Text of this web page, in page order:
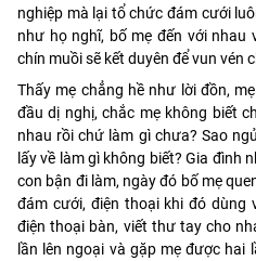
nghiệp mà lại tổ chức đám cưới
như họ nghĩ, bố mẹ đến với nhau
chín muồi sẽ kết duyên để vun vén
Thấy mẹ chẳng hề như lời đồn,
đầu dị nghị, chắc mẹ không biết
nhau rồi chứ làm gì chưa? Sao
lấy về làm gì không biết? Gia đình
con bận đi làm, ngày đó bố mẹ
đám cưới, điện thoại khi đó dùng
điện thoại bàn, viết thư tay cho
lần lên ngoại và gặp mẹ được